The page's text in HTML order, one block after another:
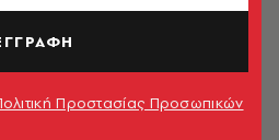
Προστασίας Προσωπικών